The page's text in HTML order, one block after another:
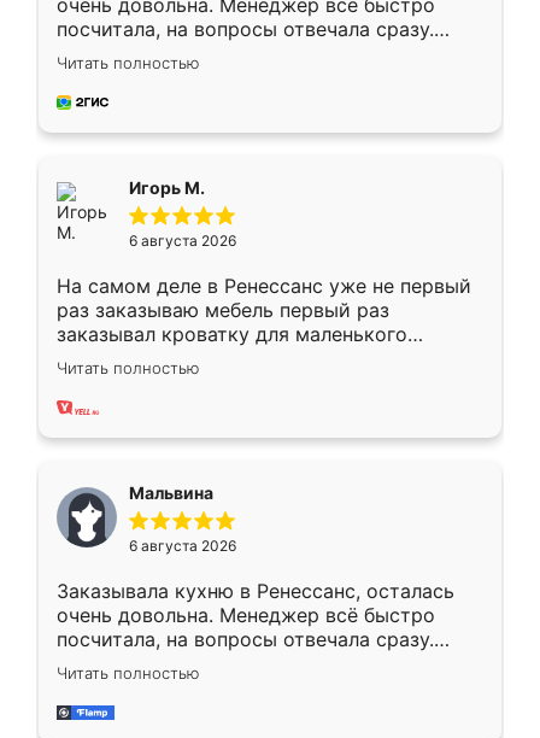
очень довольна. Менеджер всё быстро
посчитала, на вопросы отвечала сразу.
Замерщик приехал в субботу, подошёл к
делу со всей ответственностью. Собрали
за день, ребята работали аккуратно, даже
Читать полностью
Игорь М.
6 августа 2026
На самом деле в Ренессанс уже не первый
раз заказываю мебель первый раз
заказывал кроватку для маленького
ребёнка при его рождении ,во второй раз
заказал шкаф-купе. По качеству очень
хорошее сборка достаточно быстрая,
меньше, здесь же он более разнообразный.
Мне нравится ,если что-то потребуется из
мебели буду заказывать только здесь.
Читать полностью
Мальвина
6 августа 2026
Заказывала кухню в Ренессанс, осталась
очень довольна. Менеджер всё быстро
посчитала, на вопросы отвечала сразу.
Замерщик приехал в субботу, подошёл к
делу со всей ответственностью. Собрали
за день, ребята работали аккуратно, даже
Читать полностью